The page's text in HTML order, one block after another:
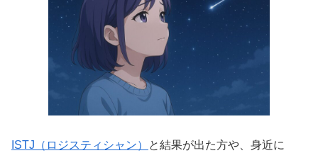
ISTJ（ロジスティシャン）
と結果が出た方や、身近に